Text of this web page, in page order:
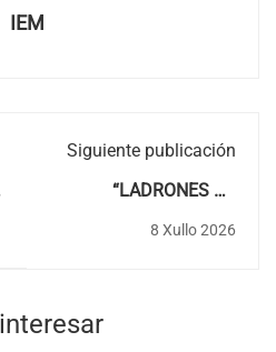
IEM
Siguiente publicación
“LADRONES DE
FUEGO” (“Ladróns de
8 Xullo 2026